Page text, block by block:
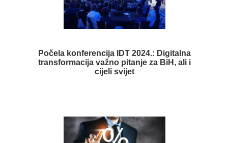
Počela konferencija IDT 2024.: Digitalna
transformacija važno pitanje za BiH, ali i
cijeli svijet